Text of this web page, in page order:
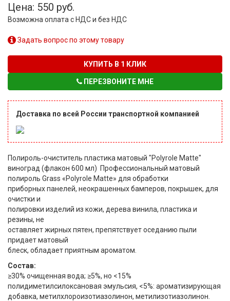
Цена: 550 руб.
Возможна оплата с НДС и без НДС
Задать вопрос по этому товару
КУПИТЬ В 1 КЛИК
ПЕРЕЗВОНИТЕ МНЕ
Доставка по всей России транспортной компанией
Полироль-очиститель пластика матовый "Polyrole Matte"
виноград (флакон 600 мл) Профессиональный матовый
полироль Grass «Polyrole Matte» для обработки
приборных панелей, неокрашенных бамперов, покрышек, для
очистки и
полировки изделий из кожи, дерева винила, пластика и
резины, не
оставляет жирных пятен, препятствует оседанию пыли
придает матовый
блеск, обладает приятным ароматом.
Состав:
≥30% очищенная вода; ≥5%, но <15%
полидиметилсилоксановая эмульсия, <5%: ароматизирующая
добавка, метилхлороизотиазолинон, метилизотиазолинон.